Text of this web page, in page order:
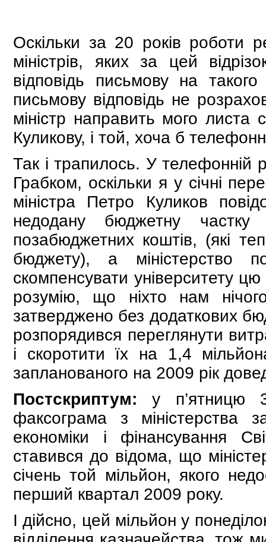
Оскільки за 20 років роботи
міністрів, яких за цей
відповідь письмову на
письмову відповідь не
міністр направить мого
Куликову, і той, хоча б
Так і трапилось. У телефонній
Грабком, оскільки я у січні
міністра Петро Куликов
недодану бюджетну
позабюджетних коштів, (які
бюджету), а міністерство
скомпенсувати університету
розумію, що ніхто нам
затверджено без додаткових
розпорядився переглянути
і скоротити їх на 1,4
запланованого на 2009 рік
Постскриптум: у п’ятницю
факсограма з міністерства
економіки і фінансування
ставився до відома, що
січень той мільйон, якого
перший квартал 2009 року.
І дійсно, цей мільйон у